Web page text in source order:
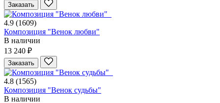
Заказать
4.9 (1609)
Композиция "Венок любви"
В наличии
13 240 ₽
Заказать
4.8 (1565)
Композиция "Венок судьбы"
В наличии